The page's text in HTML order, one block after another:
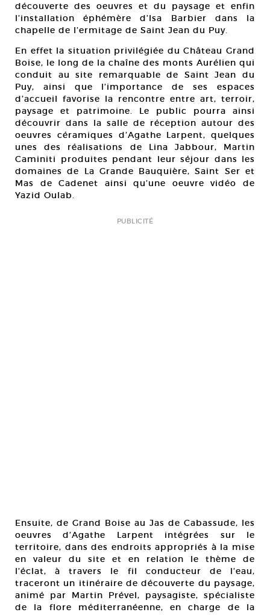
découverte des oeuvres et du paysage et enfin
l’installation éphémère d’Isa Barbier dans la
chapelle de l’ermitage de Saint Jean du Puy.
En effet la situation privilégiée du Château Grand
Boise, le long de la chaîne des monts Aurélien qui
conduit au site remarquable de Saint Jean du
Puy, ainsi que l’importance de ses espaces
d’accueil favorise la rencontre entre art, terroir,
paysage et patrimoine. Le public pourra ainsi
découvrir dans la salle de réception autour des
oeuvres céramiques d’Agathe Larpent, quelques
unes des réalisations de Lina Jabbour, Martin
Caminiti produites pendant leur séjour dans les
domaines de La Grande Bauquière, Saint Ser et
Mas de Cadenet ainsi qu’une oeuvre vidéo de
Yazid Oulab.
PUBLICITÉ
Ensuite, de Grand Boise au Jas de Cabassude, les
oeuvres d’Agathe Larpent intégrées sur le
territoire, dans des endroits appropriés à la mise
en valeur du site et en relation le thème de
l’éclat, à travers le fil conducteur de l’eau,
traceront un itinéraire de découverte du paysage,
animé par Martin Prével, paysagiste, spécialiste
de la flore méditerranéenne, en charge de la